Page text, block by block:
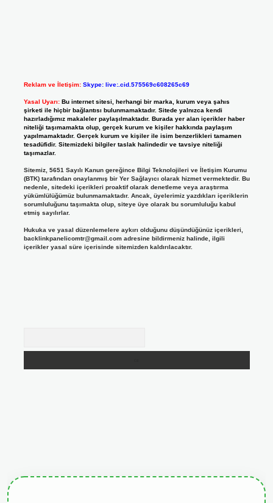
Reklam ve İletişim: Skype: live:.cid.575569c608265c69
Yasal Uyarı: Bu internet sitesi, herhangi bir marka, kurum veya şahıs
şirketi ile hiçbir bağlantısı bulunmamaktadır. Sitede yalnızca kendi
hazırladığımız makaleler paylaşılmaktadır. Burada yer alan içerikler haber
niteliği taşımamakta olup, gerçek kurum ve kişiler hakkında paylaşım
yapılmamaktadır. Gerçek kurum ve kişiler ile isim benzerlikleri tamamen
tesadüfidir. Sitemizdeki bilgiler taslak halindedir ve tavsiye niteliği
taşımazlar.
Sitemiz, 5651 Sayılı Kanun gereğince Bilgi Teknolojileri ve İletişim Kurumu
(BTK) tarafından onaylanmış bir Yer Sağlayıcı olarak hizmet vermektedir. Bu
nedenle, sitedeki içerikleri proaktif olarak denetleme veya araştırma
yükümlülüğümüz bulunmamaktadır. Ancak, üyelerimiz yazdıkları içeriklerin
sorumluluğunu taşımakta olup, siteye üye olarak bu sorumluluğu kabul
etmiş sayılırlar.
Hukuka ve yasal düzenlemelere aykırı olduğunu düşündüğünüz içerikleri,
backlinkpanelicomtr@gmail.comadresine bildirmeniz halinde, ilgili
içerikler yasal süre içerisinde sitemizden kaldırılacaktır.